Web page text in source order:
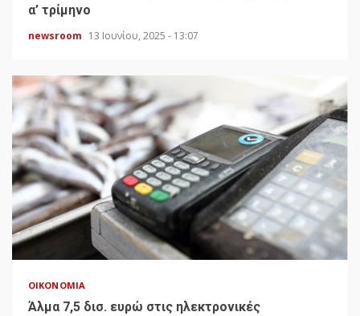
α’ τρίμηνο
newsroom 13 Ιουνίου, 2025 - 13:07
ΟΙΚΟΝΟΜΊΑ
Άλμα 7,5 δισ. ευρώ στις ηλεκτρονικές